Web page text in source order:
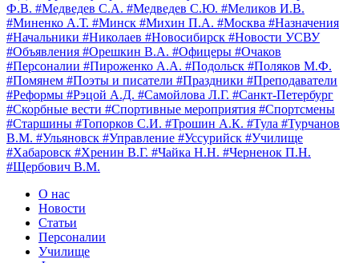
Ф.В. #Медведев С.А. #Медведев С.Ю. #Меликов И.В.
#Миненко А.Т. #Минск #Михин П.А. #Москва #Назначения
#Начальники #Николаев #Новосибирск #Новости УСВУ
#Объявления #Орешкин В.А. #Офицеры #Очаков
#Персоналии #Пироженко А.А. #Подольск #Поляков М.Ф.
#Помянем #Поэты и писатели #Праздники #Преподаватели
#Реформы #Рэцой А.Д. #Самойлова Л.Г. #Санкт-Петербург
#Скорбные вести #Спортивные мероприятия #Спортсмены
#Старшины #Топорков С.И. #Трошин А.К. #Тула #Турчанов
В.М. #Ульяновск #Управление #Уссурийск #Училище
#Хабаровск #Хренин В.Г. #Чайка Н.Н. #Черненок П.Н.
#Щербович В.М.
О нас
Новости
Статьи
Персоналии
Училище